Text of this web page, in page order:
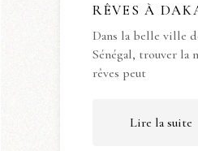
RÊVES À
Dans la belle ville
Sénégal, trouver la
rêves peut
Lire la suite